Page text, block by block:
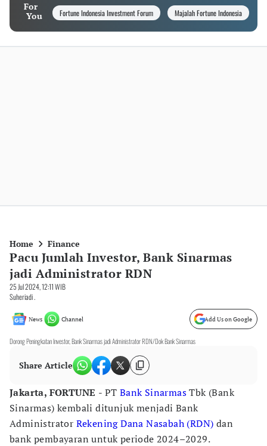
For
You
Fortune Indonesia Investment Forum Majalah Fortune Indonesia
Home Finance
Pacu Jumlah Investor, Bank Sinarmas
jadi Administrator RDN
25 Jul 2024, 12:11 WIB
Suheriadi .
News Channel Add Us on Google
Dorong Peningkatan Investor, Bank Sinarmas jadi Administrator RDN/Dok Bank Sinarmas
Share Article
Jakarta, FORTUNE - PT Bank SinarmasTbk (Bank
Sinarmas) kembali ditunjuk menjadi Bank
Administrator Rekening Dana Nasabah (RDN) dan
bank pembayaran untuk periode 2024–2029.